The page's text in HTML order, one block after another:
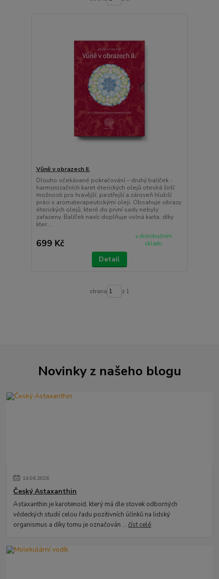
Vůně v obrazech II.
Dlouho očekávané pokračování – druhý balíček -
harmonizačních karet éterických olejů otevírá širší
možnosti pro hravější, pestřejší a zároveň hlubší
práci s aromaterapeutickými oleji. Obsahuje obrazy
éterických olejů, které do první sady nebyly
zařazeny. Balíček navíc doplňuje volná karta, díky
kter...
699 Kč
v distribučním
skladu
Detail
strana z 1
Novinky z našeho blogu
14.06.2026
Český Astaxanthin
Astaxanthin je karotenoid, který má dle stovek odborných
vědeckých studií celou řadu pozitivních účinků na lidský
organismus a díky tomu je označován ...číst celé